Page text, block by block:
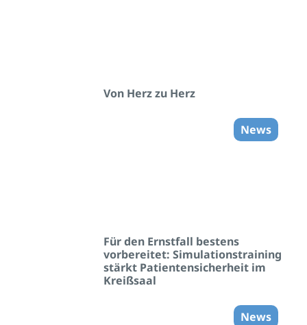
Von Herz zu Herz
News
Für den Ernstfall bestens
vorbereitet: Simulationstraining
stärkt Patientensicherheit im
Kreißsaal
News